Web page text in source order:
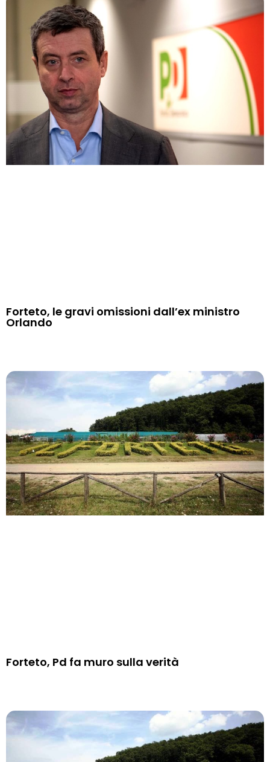
Forteto, le gravi omissioni dall’ex ministro
Orlando
Forteto, Pd fa muro sulla verità